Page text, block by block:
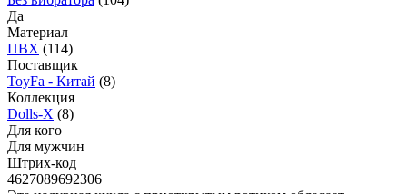
Да
Материал
ПВХ (114)
Поставщик
ToyFa - Китай (8)
Коллекция
Dolls-X (8)
Для кого
Для мужчин
Штрих-код
4627089692306